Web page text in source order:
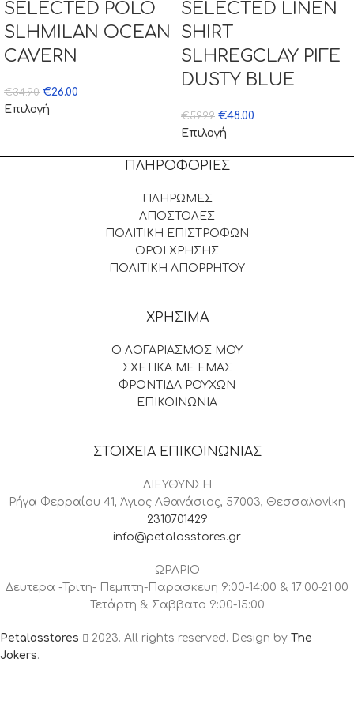
SELECTED POLO
SLHMILAN OCEAN
CAVERN
€34.90 €26.00
Επιλογή
SELECTED LINEN
SHIRT
SLHREGCLAY ΡΙΓΕ
DUSTY BLUE
€59.99 €48.00
Επιλογή
ΠΛΗΡΟΦΟΡΙΕΣ
ΠΛΗΡΩΜΕΣ
ΑΠΟΣΤΟΛΕΣ
ΠΟΛΙΤΙΚΗ ΕΠΙΣΤΡΟΦΩΝ
ΟΡΟΙ ΧΡΗΣΗΣ
ΠΟΛΙΤΙΚΗ ΑΠΟΡΡΗΤΟΥ
ΧΡΗΣΙΜΑ
Ο ΛΟΓΑΡΙΑΣΜΟΣ ΜΟΥ
ΣΧΕΤΙΚΑ ΜΕ ΕΜΑΣ
ΦΡΟΝΤΙΔΑ ΡΟΥΧΩΝ
ΕΠΙΚΟΙΝΩΝΙΑ
ΣΤΟΙΧΕΙΑ ΕΠΙΚΟΙΝΩΝΙΑΣ
ΔΙΕΥΘΥΝΣΗ
Ρήγα Φερραίου 41, Άγιος Αθανάσιος, 57003, Θεσσαλονίκη
2310701429
info@petalasstores.gr
ΩΡΑΡΙΟ
Δευτερα -Τριτη- Πεμπτη-Παρασκευη 9:00-14:00 & 17:00-21:00
Τετάρτη & Σαββατο 9:00-15:00
Petalasstores 2023. All rights reserved. Design by The
Jokers.